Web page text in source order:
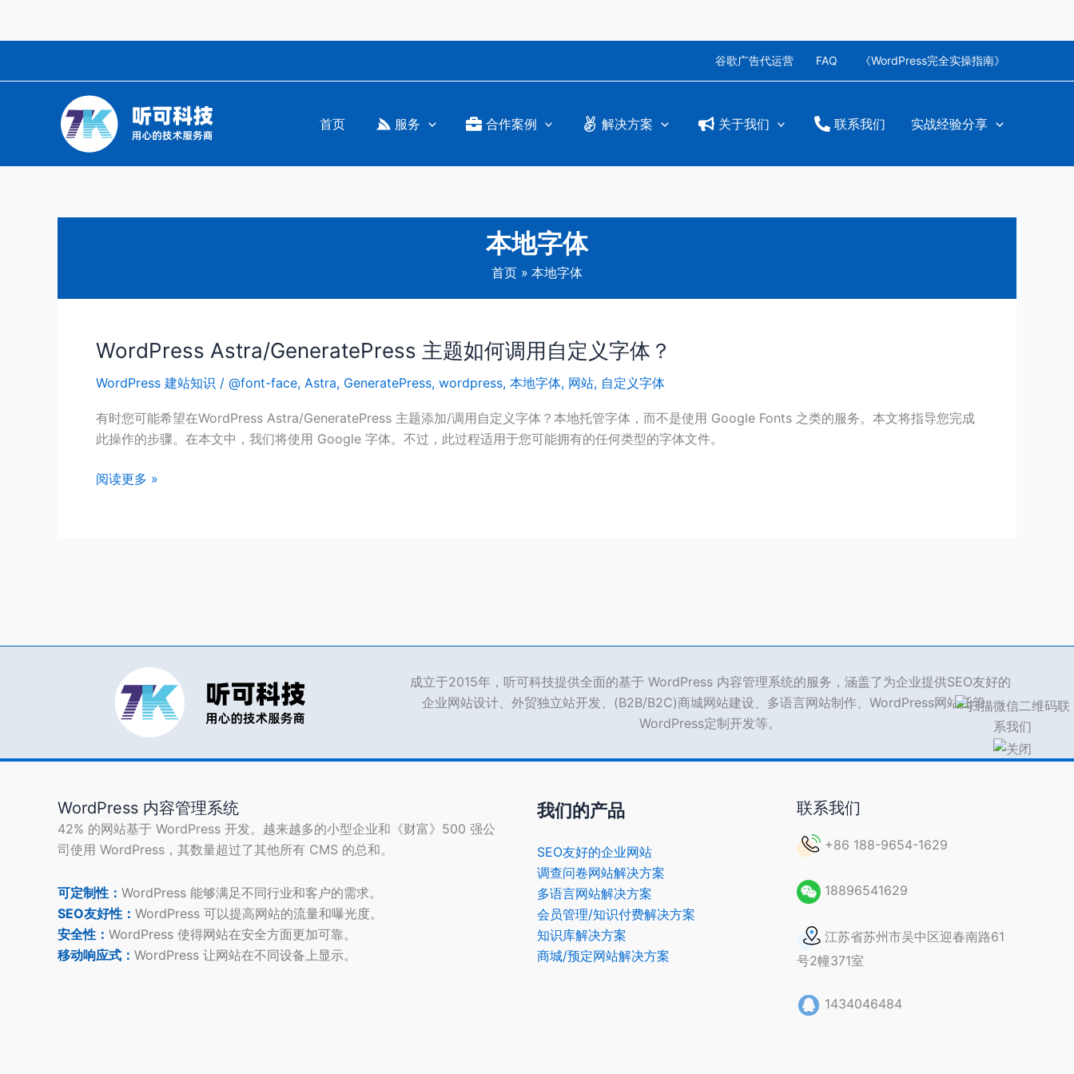
谷歌广告代运营 FAQ 《WordPress完全实操指南》
首页 服务 合作案例 解决方案 关于我们 联系我们 实战经验分享
本地字体
首页 本地字体
WordPress Astra/GeneratePress 主题如何调用自定义字体？
WordPress 建站知识 / @font-face, Astra, GeneratePress, wordpress, 本地字体, 网站, 自定义字体
有时您可能希望在WordPress Astra/GeneratePress 主题添加/调用自定义字体？本地托管字体，而不是使用 Google Fonts 之类的服务。本文将指导您完成
此操作的步骤。在本文中，我们将使用 Google 字体。不过，此过程适用于您可能拥有的任何类型的字体文件。
WordPress
主
题
如
调
阅读更多 »
成立于2015年，听可科技提供全面的基于 WordPress 内容管理系统的服务，涵盖了为企业提供SEO友好的
企业网站设计、外贸独立站开发、(B2B/B2C)商城网站建设、多语言网站制作、WordPress网站托管、
WordPress定制开发等。
WordPress 内容管理系统
42% 的网站基于 WordPress 开发。越来越多的小型企业和《财富》500 强公
司使用 WordPress，其数量超过了其他所有 CMS 的总和。
可定制性： WordPress 能够满足不同行业和客户的需求。
SEO友好性： WordPress 可以提高网站的流量和曝光度。
安全性： WordPress 使得网站在安全方面更加可靠。
移动响应式： WordPress 让网站在不同设备上显示。
我们的产品
SEO友好的企业网站
调查问卷网站解决方案
多语言网站解决方案
会员管理/知识付费解决方案
知识库解决方案
商城/预定网站解决方案
联系我们
+86 188-9654-1629
18896541629
江苏省苏州市吴中区迎春南路61
号2幢371室
1434046484